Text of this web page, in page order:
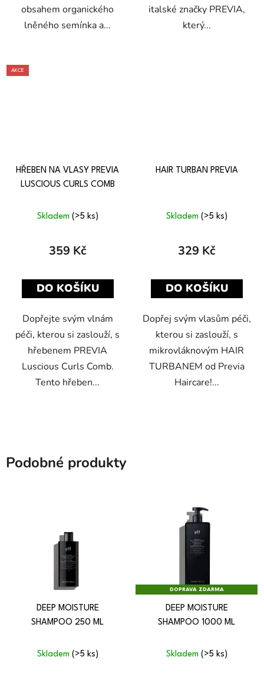
obsahem organického
lněného semínka a...
italské značky PREVIA,
který...
AKCE
HŘEBEN NA VLASY PREVIA
LUSCIOUS CURLS COMB
Skladem (>5 ks)
359 Kč
DO KOŠÍKU
Dopřejte svým vlnám
péči, kterou si zaslouží, s
hřebenem PREVIA
Luscious Curls Comb.
Tento hřeben...
HAIR TURBAN PREVIA
Skladem (>5 ks)
329 Kč
DO KOŠÍKU
Dopřej svým vlasům péči,
kterou si zaslouží, s
mikrovláknovým HAIR
TURBANEM od Previa
Haircare!...
Podobné produkty
DEEP MOISTURE
SHAMPOO 250 ML
Skladem (>5 ks)
DOPRAVA ZDARMA
DEEP MOISTURE
SHAMPOO 1000 ML
Skladem (>5 ks)